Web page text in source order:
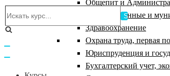
Общепит и
Государственные и
Здравоохранение
Охрана труда, первая
Юриспруденция и
Бухгалтерский учет,
Скрыть